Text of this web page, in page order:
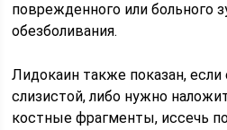
поврежденного или больного
обезболивания.
Лидокаин также показан,
слизистой, либо нужно
костные фрагменты, иссечь